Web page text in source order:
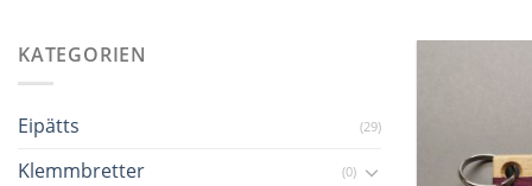
KATEGORIEN
Eipätts (29)
Klemmbretter (0)